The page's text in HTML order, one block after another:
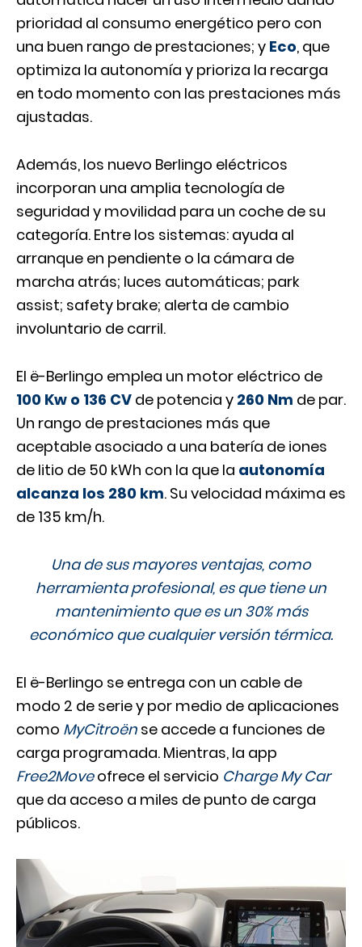
prioridad al consumo energético pero con
una buen rango de prestaciones; y Eco, que
optimiza la autonomía y prioriza la recarga
en todo momento con las prestaciones más
ajustadas.
Además, los nuevo Berlingo eléctricos
incorporan una amplia tecnología de
seguridad y movilidad para un coche de su
categoría. Entre los sistemas: ayuda al
arranque en pendiente o la cámara de
marcha atrás; luces automáticas; park
assist; safety brake; alerta de cambio
involuntario de carril.
El ë-Berlingo emplea un motor eléctrico de
100 Kw o 136 CV de potencia y 260 Nm de par.
Un rango de prestaciones más que
aceptable asociado a una batería de iones
de litio de 50 kWh con la que la autonomía
alcanza los 280 km. Su velocidad máxima es
de 135 km/h.
Una de sus mayores ventajas, como
herramienta profesional, es que tiene un
mantenimiento que es un 30% más
económico que cualquier versión térmica.
El ë-Berlingo se entrega con un cable de
modo 2 de serie y por medio de aplicaciones
como MyCitroën se accede a funciones de
carga programada. Mientras, la app
Free2Moveofrece el servicio Charge My Car
que da acceso a miles de punto de carga
públicos.